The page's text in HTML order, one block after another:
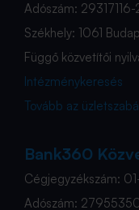
Adószám:
Székhely: 1061
Függő közvetítői
Intézménykeresés
Tovább az
Bank360
Cégjegyzékszám:
Adószám: